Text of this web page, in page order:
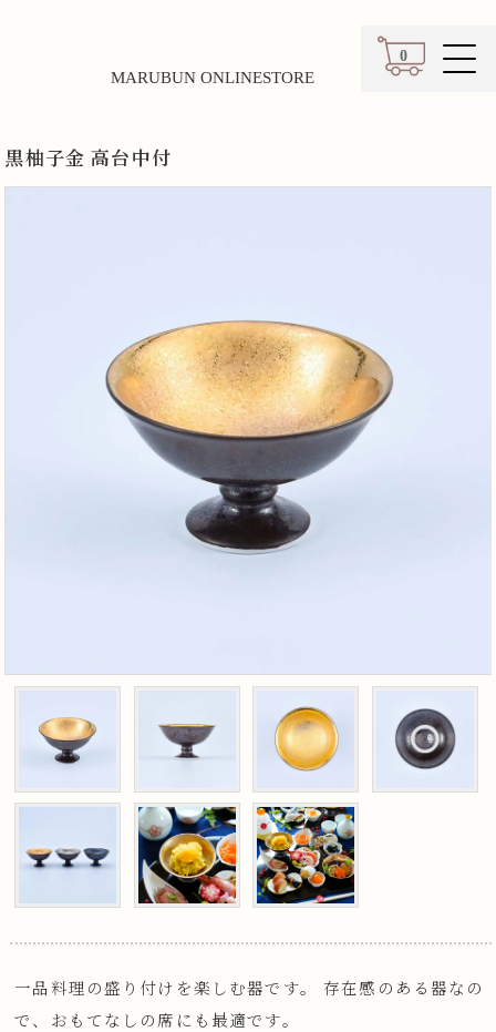
0
カート
MARUBUN ONLINESTORE
黒柚子金 高台中付
一品料理の盛り付けを楽しむ器です。 存在感のある器なの
で、おもてなしの席にも最適です。